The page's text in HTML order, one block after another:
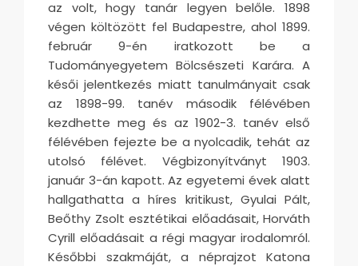
az volt, hogy tanár legyen belőle. 1898
végen költözött fel Budapestre, ahol 1899.
február 9-én iratkozott be a
Tudományegyetem Bölcsészeti Karára. A
késői jelentkezés miatt tanulmányait csak
az 1898-99. tanév második félévében
kezdhette meg és az 1902-3. tanév első
félévében fejezte be a nyolcadik, tehát az
utolsó félévet. Végbizonyítványt 1903.
január 3-án kapott. Az egyetemi évek alatt
hallgathatta a híres kritikust, Gyulai Pált,
Beőthy Zsolt esztétikai előadásait, Horváth
Cyrill előadásait a régi magyar irodalomról.
Későbbi szakmáját, a néprajzot Katona